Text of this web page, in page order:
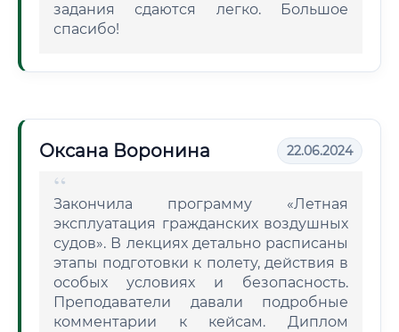
задания сдаются легко. Большое
спасибо!
Оксана Воронина 22.06.2024
Закончила программу «Летная
эксплуатация гражданских воздушных
судов». В лекциях детально расписаны
этапы подготовки к полету, действия в
особых условиях и безопасность.
Преподаватели давали подробные
комментарии к кейсам. Диплом